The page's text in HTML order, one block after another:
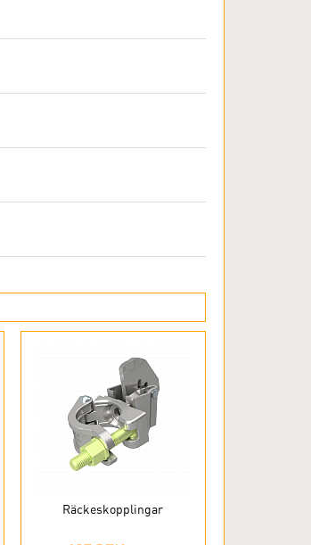
Räckeskopplingar